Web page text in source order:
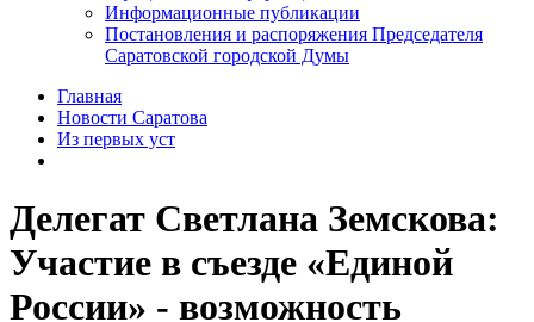
Информационные публикации
Постановления и распоряжения Председателя
Саратовской городской Думы
Главная
Новости Саратова
Из пеpвых уст
Делегат Светлана Земскова:
Участие в съезде «Единой
России» - возможность